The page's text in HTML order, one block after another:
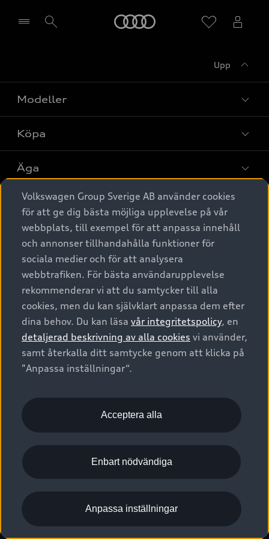
Upp
Modeller
Alla modeller
Elbilar
A6 modellerna
SUV
Avant
Audi Sport
Köpa
Privaterbjudanden
Privatleasing
Nya bilar i lager
Begagnade bilar i lager
Audi approved :plus - så gott som nya
Finansiering
Audi exclusive
Provkörning
Äga
Service & tillbehör
Audi digital services
Originaltillbehör - köp online
Garantier
Försäkring
Digitala manualer för din Audi
Audi Collection – livsstilsartiklar
Vanliga frågor
2G/3G nätet stängs ned - Hur påverkas min bil av detta?
Tjänstebil
Tjänstebil
Business lease online
Företagsleasing
Om Audi Sverige
Kontakta oss
Audi Återförsäljare/-serviceverkstad
myAudi
Pressmeddelanden
Nyhetsbrev
Vårt hållbarhetsarbete
Lediga tjänster huvudkontor
Lediga tjänster hos Audi Återförsäljare
Kommentar till mediauppgifter om dataläcka
© 2026 AUDI SVERIGE. All Rights Reserved.
Utgivare Juridiskt
Juridiskt Audi AG
Juridiskt Audi Digital Giveaway
Anpassa inställningar för cookies
Visselblåsarkanaler
Volkswagen Group Sverige AB använder cookies
för att ge dig bästa möjliga upplevelse på vår
webbplats, till exempel för att anpassa innehåll
och annonser tillhandahålla funktioner för
sociala medier och för att analysera
webbtrafiken. För bästa användarupplevelse
rekommenderar vi att du samtycker till alla
cookies, men du kan självklart anpassa dem efter
dina behov. Du kan läsa vår integritetspolicy, en
detaljerad beskrivning av alla cookies vi använder,
samt återkalla ditt samtycke genom att klicka på
"Anpassa inställningar“.
Acceptera alla
Enbart nödvändiga
Anpassa inställningar